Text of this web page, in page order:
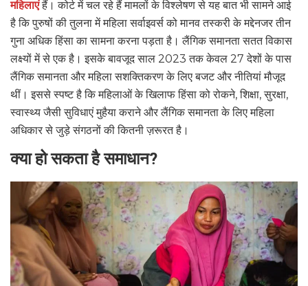
महिलाएंहैं। कोर्ट में चल रहे हैं मामलों के विश्लेषण से यह बात भी सामने आई
है कि पुरुषों की तुलना में महिला सर्वाइवर्स को मानव तस्करी के मद्देनजर तीन
गुना अधिक हिंसा का सामना करना पड़ता है। लैंगिक समानता सतत विकास
लक्ष्यों में से एक है। इसके बावजूद साल 2023 तक केवल 27 देशों के पास
लैंगिक समानता और महिला सशक्तिकरण के लिए बजट और नीतियां मौजूद
थीं। इससे स्पष्ट है कि महिलाओं के खिलाफ हिंसा को रोकने, शिक्षा, सुरक्षा,
स्वास्थ्य जैसी सुविधाएं मुहैया कराने और लैंगिक समानता के लिए महिला
अधिकार से जुड़े संगठनों की कितनी ज़रूरत है।
क्या हो सकता है समाधान?